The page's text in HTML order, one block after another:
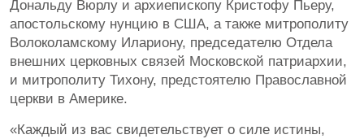
Дональду Вюрлу и архиепископу Кристофу Пьеру,
апостольскому нунцию в США, а также митрополиту
Волоколамскому Илариону, председателю Отдела
внешних церковных связей Московской патриархии,
и митрополиту Тихону, предстоятелю Православной
церкви в Америке.
«Каждый из вас свидетельствует о силе истины,